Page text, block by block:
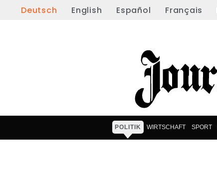
Deutsch English Español Français
POLITIK WIRTSCHAFT SPORT